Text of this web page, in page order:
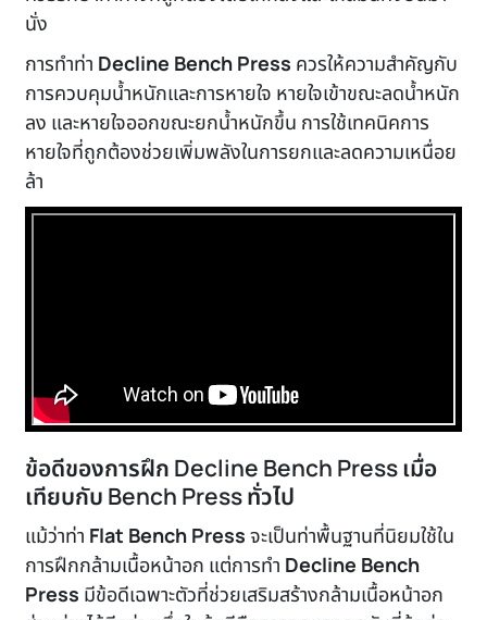
นั่ง
การทำท่า Decline Bench Press ควรให้ความสำคัญกับ
การควบคุมน้ำหนักและการหายใจ หายใจเข้าขณะลดน้ำหนัก
ลง และหายใจออกขณะยกน้ำหนักขึ้น การใช้เทคนิคการ
หายใจที่ถูกต้องช่วยเพิ่มพลังในการยกและลดความเหนื่อย
ล้า
ข้อดีของการฝึก Decline Bench Press เมื่อ
เทียบกับ Bench Press ทั่วไป
แม้ว่าท่า Flat Bench Press จะเป็นท่าพื้นฐานที่นิยมใช้ใน
การฝึกกล้ามเนื้อหน้าอก แต่การทำ Decline Bench
Press มีข้อดีเฉพาะตัวที่ช่วยเสริมสร้างกล้ามเนื้อหน้าอก